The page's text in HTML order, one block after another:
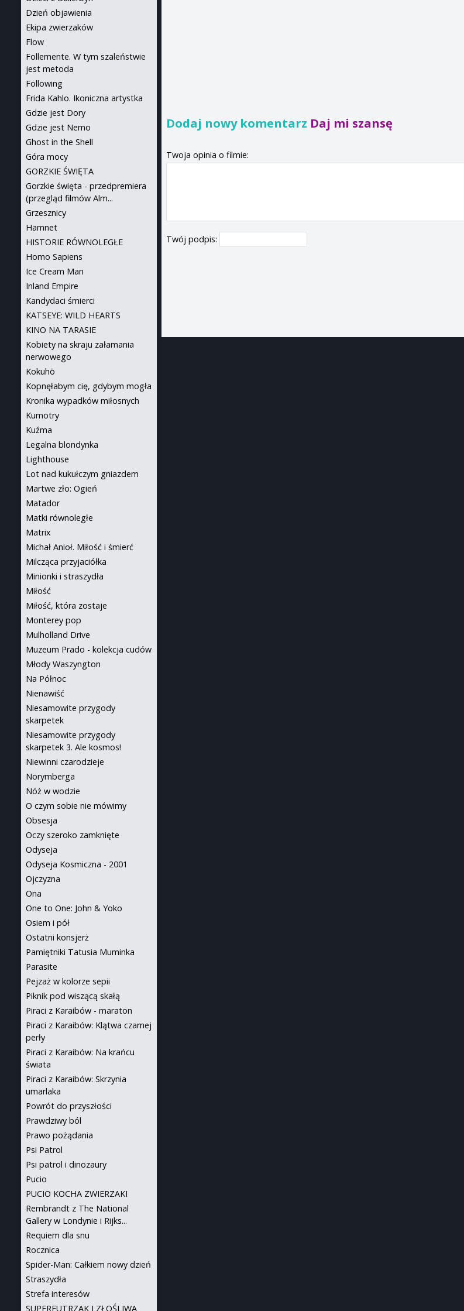
Dodaj nowy komentarz Daj mi szansę
Twoja opinia o filmie:
Twój podpis:
Dzień objawienia
Ekipa zwierzaków
Flow
Follemente. W tym szaleństwie
jest metoda
Following
Frida Kahlo. Ikoniczna artystka
Gdzie jest Dory
Gdzie jest Nemo
Ghost in the Shell
Góra mocy
GORZKIE ŚWIĘTA
Gorzkie święta - przedpremiera
(przegląd filmów Alm...
Grzesznicy
Hamnet
HISTORIE RÓWNOLEGŁE
Homo Sapiens
Ice Cream Man
Inland Empire
Kandydaci śmierci
KATSEYE: WILD HEARTS
KINO NA TARASIE
Kobiety na skraju załamania
nerwowego
Kokuhō
Kopnęłabym cię, gdybym mogła
Kronika wypadków miłosnych
Kumotry
Kuźma
Legalna blondynka
Lighthouse
Lot nad kukułczym gniazdem
Martwe zło: Ogień
Matador
Matki równoległe
Matrix
Michał Anioł. Miłość i śmierć
Milcząca przyjaciółka
Minionki i straszydła
Miłość
Miłość, która zostaje
Monterey pop
Mulholland Drive
Muzeum Prado - kolekcja cudów
Młody Waszyngton
Na Północ
Nienawiść
Niesamowite przygody
skarpetek
Niesamowite przygody
skarpetek 3. Ale kosmos!
Niewinni czarodzieje
Norymberga
Nóż w wodzie
O czym sobie nie mówimy
Obsesja
Oczy szeroko zamknięte
Odyseja
Odyseja Kosmiczna - 2001
Ojczyzna
Ona
One to One: John & Yoko
Osiem i pół
Ostatni konsjerż
Pamiętniki Tatusia Muminka
Parasite
Pejzaż w kolorze sepii
Piknik pod wiszącą skałą
Piraci z Karaibów - maraton
Piraci z Karaibów: Klątwa czarnej
perły
Piraci z Karaibów: Na krańcu
świata
Piraci z Karaibów: Skrzynia
umarlaka
Powrót do przyszłości
Prawdziwy ból
Prawo pożądania
Psi Patrol
Psi patrol i dinozaury
Pucio
PUCIO KOCHA ZWIERZAKI
Rembrandt z The National
Gallery w Londynie i Rijks...
Requiem dla snu
Rocznica
Spider-Man: Całkiem nowy dzień
Straszydła
Strefa interesów
SUPERFUTRZAK I ZŁOŚLIWA